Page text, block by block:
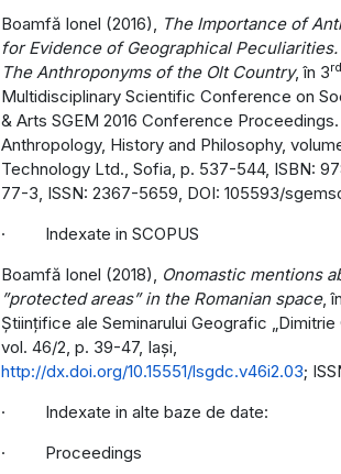
Boamfă Ionel (2016),
The Importance of
for Evidence of Geographical Peculiarities.
The Anthroponyms of the Olt Country, în 3rd
Multidisciplinary Scientific Conference on
& Arts SGEM 2016 Conference
Anthropology, History and Philosophy,
Technology Ltd., Sofia, p. 537-544, ISBN:
77-3, ISSN: 2367-5659, DOI: 105593/
· Indexate in SCOPUS
Boamfă Ionel (2018),
Onomastic mentions
”protected areas” in the Romanian space,
Științifice ale Seminarului Geografic „Dimitrie
vol. 46/2, p. 39-47, Iași,
http://dx.doi.org/10.15551/lsgdc.v46i2.03;
· Indexate in alte baze de date:
· Proceedings